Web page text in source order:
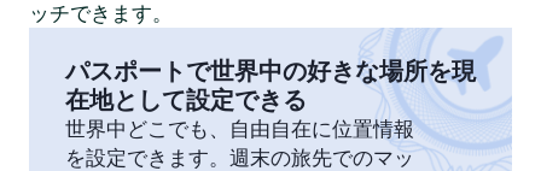
ッチできます。
パスポートで世界中の好きな場所を現
在地として設定できる
世界中どこでも、自由自在に位置情報
を設定できます。週末の旅先でのマッ